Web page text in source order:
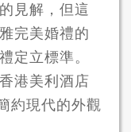
見解，但這
完美婚禮的
定立標準。
港美利酒店
約現代的外觀